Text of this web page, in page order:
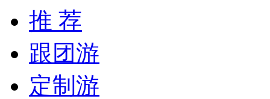
推 荐
跟团游
定制游